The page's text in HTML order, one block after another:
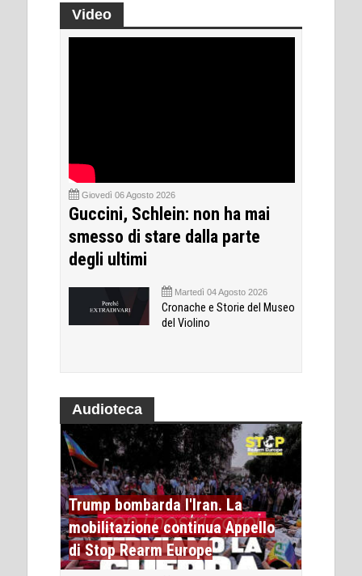
Video
Giovedì 06 Agosto 2026
Guccini, Schlein: non ha mai
smesso di stare dalla parte
degli ultimi
Martedì 04 Agosto 2026
Cronache e Storie del Museo
del Violino
Audioteca
Trump bombarda l'Iran. La
mobilitazione continua Appello
di Stop Rearm Europe